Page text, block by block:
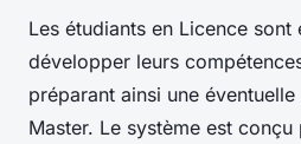
Les étudiants en Licence sont
développer leurs
préparant ainsi une
Master. Le système est